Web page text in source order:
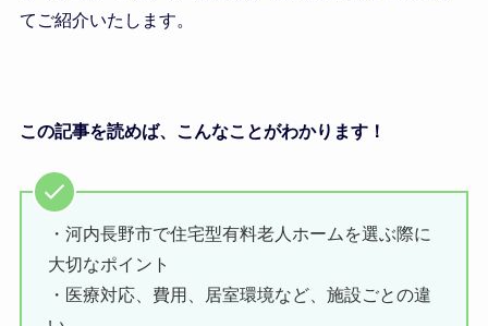
てご紹介いたします。
この記事を読めば、こんなことがわかります！
・河内長野市で住宅型有料老人ホームを選ぶ際に
大切なポイント
・医療対応、費用、居室環境など、施設ごとの違